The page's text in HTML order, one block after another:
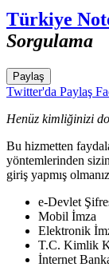
Türkiye
Sorgulama
Paylaş
Twitter'da Paylaş
Henüz kimliğinizi
Bu hizmetten
yöntemlerinden
giriş yapmış
e-Devlet
Mobil İmza
Elektronik
T.C. Kimlik
İnternet